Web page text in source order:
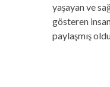
yaşayan ve
gösteren
paylaşmış